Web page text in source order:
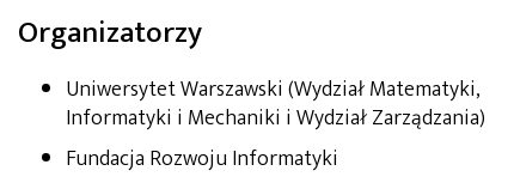
Organizatorzy
Uniwersytet Warszawski (Wydział Matematyki,
Informatyki i Mechaniki i Wydział Zarządzania)
Fundacja Rozwoju Informatyki